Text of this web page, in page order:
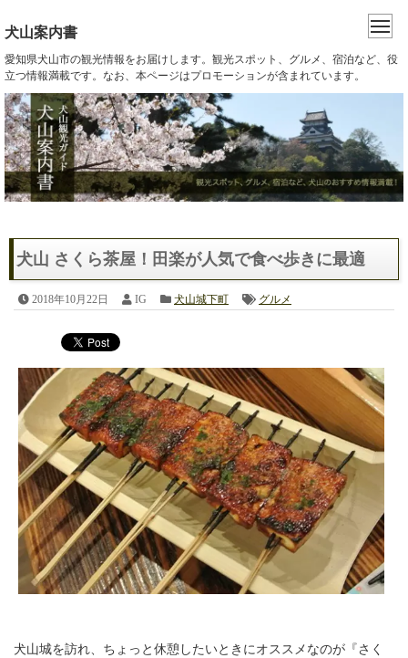
犬山案内書
愛知県犬山市の観光情報をお届けします。観光スポット、グルメ、宿泊など、役
立つ情報満載です。なお、本ページはプロモーションが含まれています。
犬山 さくら茶屋！田楽が人気で食べ歩きに最適
2018年10月22日 IG 犬山城下町 グルメ
犬山城を訪れ、ちょっと休憩したいときにオススメなのが『さく